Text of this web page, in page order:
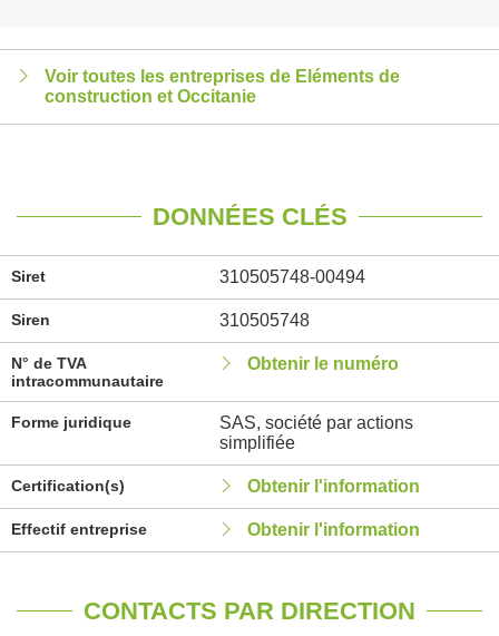
Voir toutes les entreprises de Eléments de
construction et Occitanie
DONNÉES CLÉS
Siret 310505748-00494
Siren 310505748
N° de TVA
intracommunautaire
Obtenir le numéro
Forme juridique
SAS, société par actions
simplifiée
Certification(s) Obtenir l'information
Effectif entreprise Obtenir l'information
CONTACTS PAR DIRECTION